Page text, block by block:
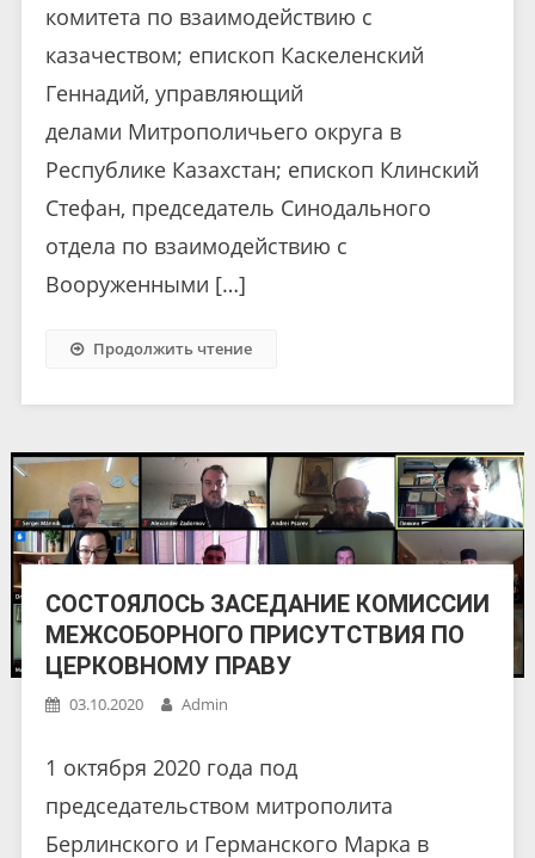
комитета по взаимодействию с
казачеством; епископ Каскеленский
Геннадий, управляющий
делами Митрополичьего округа в
Республике Казахстан; епископ Клинский
Стефан, председатель Синодального
отдела по взаимодействию с
Вооруженными […]
Продолжить чтение
СОСТОЯЛОСЬ ЗАСЕДАНИЕ КОМИССИИ
МЕЖСОБОРНОГО ПРИСУТСТВИЯ ПО
ЦЕРКОВНОМУ ПРАВУ
03.10.2020 Admin
1 октября 2020 года под
председательством митрополита
Берлинского и Германского Марка в